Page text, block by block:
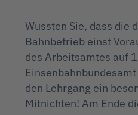
Wussten Sie, dass die
Bahnbetrieb einst
des Arbeitsamtes auf
den Lehrgang ein
Mitnichten! Am Ende